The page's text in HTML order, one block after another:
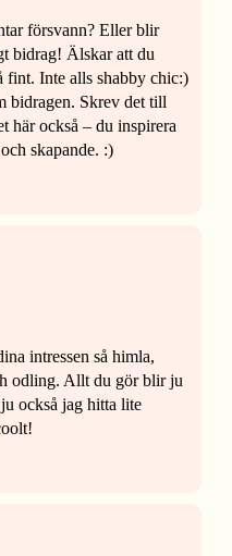
försvann? Eller blir
bidrag! Älskar att du
fint. Inte alls shabby chic:)
bidragen. Skrev det till
här också – du inspirera
skapande. :)
intressen så himla,
odling. Allt du gör blir ju
också jag hitta lite